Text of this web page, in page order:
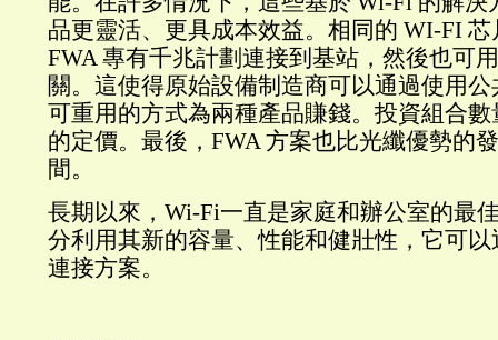
品更靈活、更具成本效益。相同的 WI-FI
FWA 專有千兆計劃連接到基站，然後也可
關。這使得原始設備制造商可以通過使用
可重用的方式為兩種產品賺錢。投資組合
的定價。最後，FWA 方案也比光纖優勢的
間。
長期以來，Wi-Fi一直是家庭和辦公室的最
分利用其新的容量、性能和健壯性，它可
連接方案。